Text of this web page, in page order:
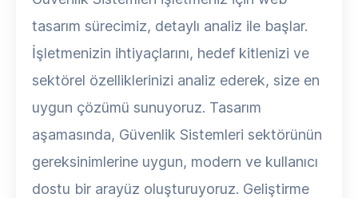
tasarım sürecimiz, detaylı analiz ile başlar.
İşletmenizin ihtiyaçlarını, hedef kitlenizi ve
sektörel özelliklerinizi analiz ederek, size en
uygun çözümü sunuyoruz. Tasarım
aşamasında, Güvenlik Sistemleri sektörünün
gereksinimlerine uygun, modern ve kullanıcı
dostu bir arayüz oluşturuyoruz. Geliştirme